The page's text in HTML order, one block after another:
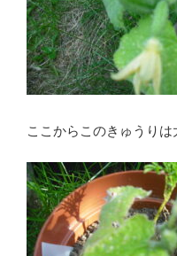
ここからこのきゅうり